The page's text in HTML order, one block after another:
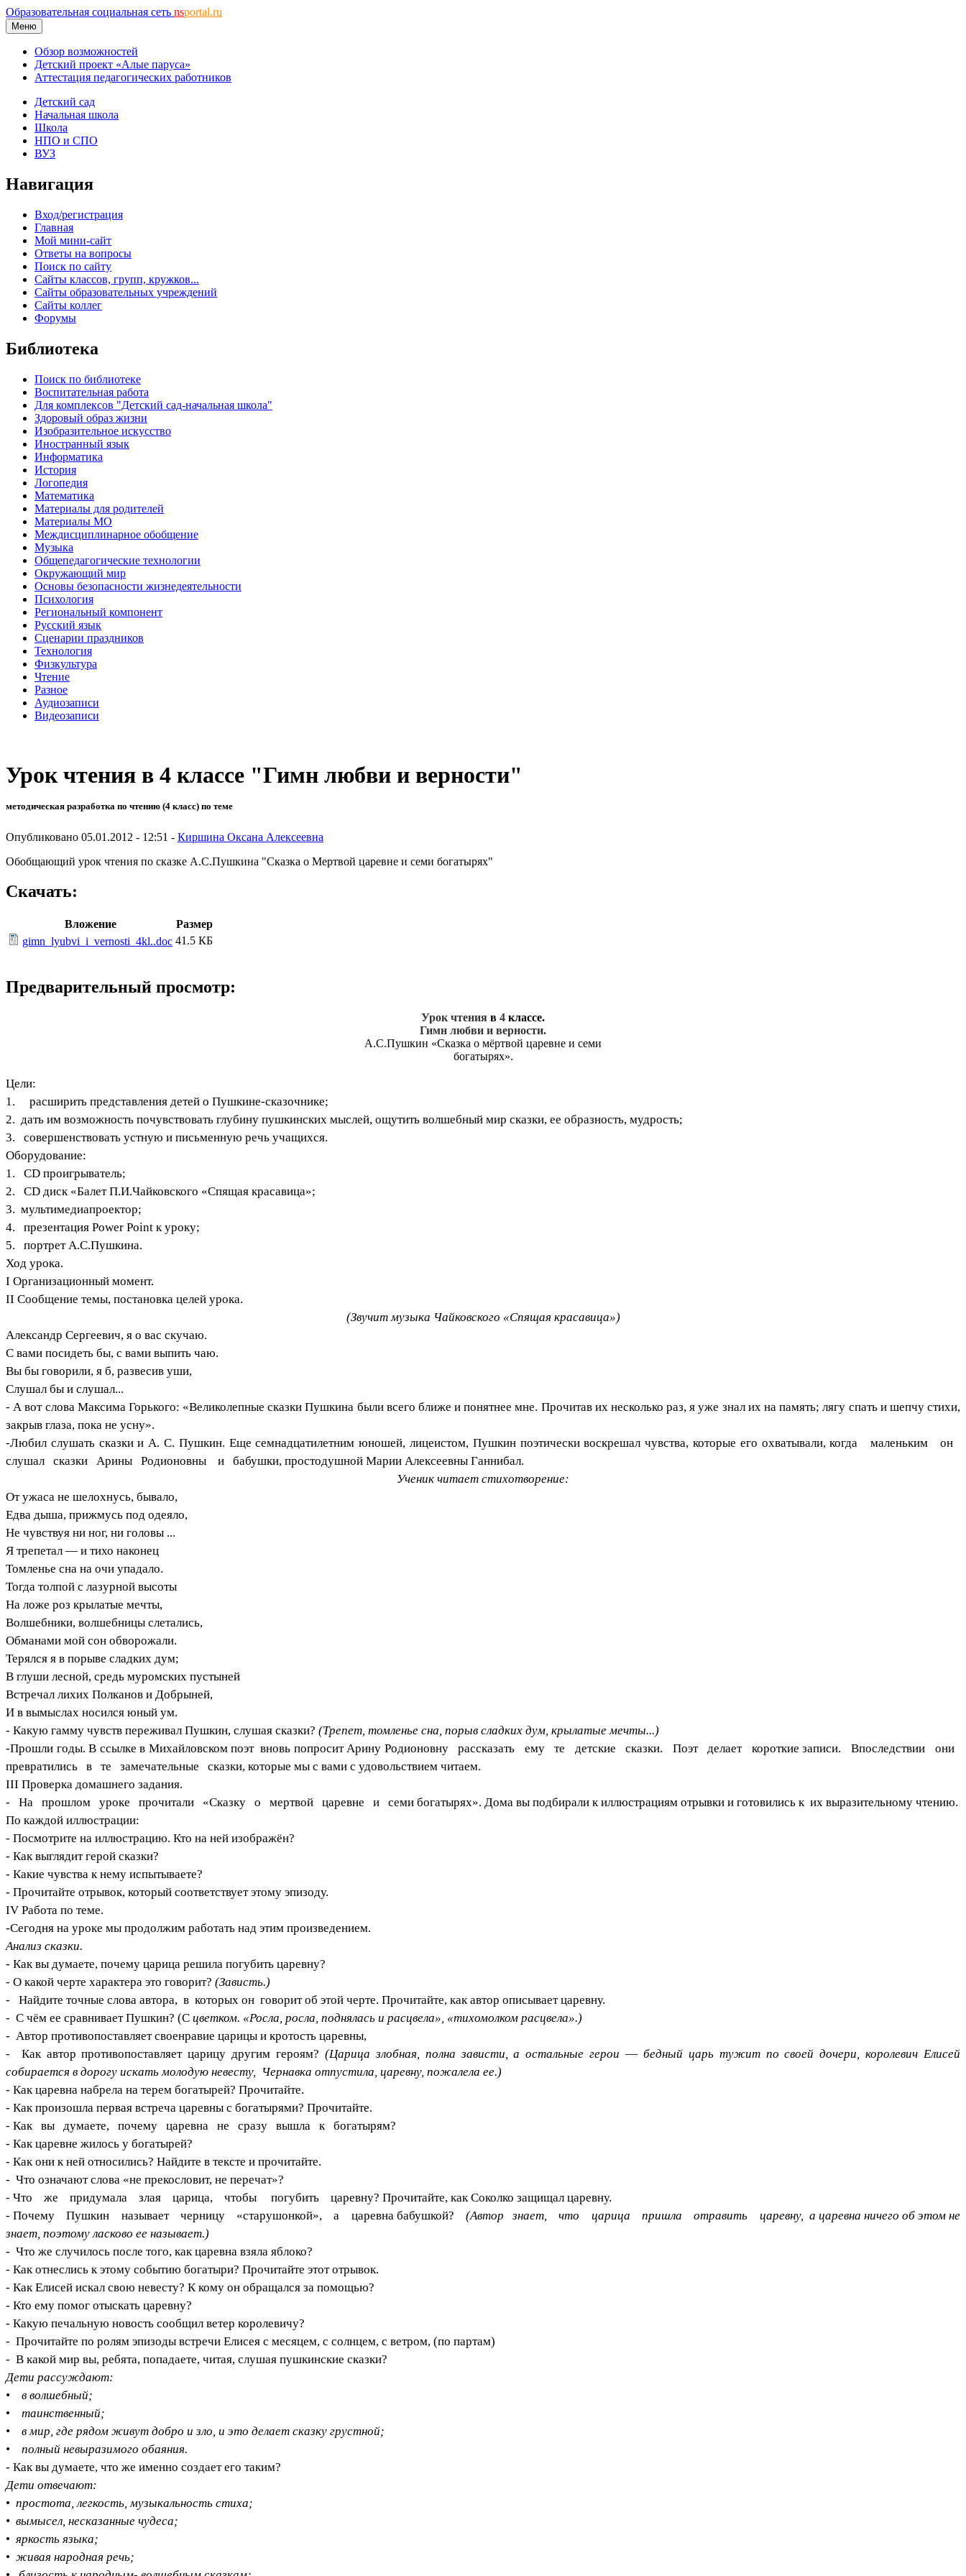
Образовательная социальная сеть nsportal.ru
Меню
Обзор возможностей
Детский проект «Алые паруса»
Аттестация педагогических работников
Детский сад
Начальная школа
Школа
НПО и СПО
ВУЗ
Навигация
Вход/регистрация
Главная
Мой мини-сайт
Ответы на вопросы
Поиск по сайту
Сайты классов, групп, кружков...
Сайты образовательных учреждений
Сайты коллег
Форумы
Библиотека
Поиск по библиотеке
Воспитательная работа
Для комплексов "Детский сад-начальная школа"
Здоровый образ жизни
Изобразительное искусство
Иностранный язык
Информатика
История
Логопедия
Математика
Материалы для родителей
Материалы МО
Междисциплинарное обобщение
Музыка
Общепедагогические технологии
Окружающий мир
Основы безопасности жизнедеятельности
Психология
Региональный компонент
Русский язык
Сценарии праздников
Технология
Физкультура
Чтение
Разное
Аудиозаписи
Видеозаписи
Урок чтения в 4 классе "Гимн любви и верности"
методическая разработка по чтению (4 класс) по теме
Опубликовано 05.01.2012 - 12:51 - Киршина Оксана Алексеевна
Обобщающий урок чтения по сказке А.С.Пушкина "Сказка о Мертвой царевне и семи богатырях"
Скачать:
Вложение
Размер
gimn_lyubvi_i_vernosti_4kl..doc 41.5 КБ
Предварительный просмотр:
Урок чтения в 4 классе.
Гимн любви и верности.
А.С.Пушкин «Сказка о мёртвой царевне и семи
богатырях».
Цели:
1. расширить представления детей о Пушкине-сказочнике;
2. дать им возможность почувствовать глубину пушкинских мыслей, ощутить волшебный мир сказки, ее образность, мудрость;
3. совершенствовать устную и письменную речь учащихся.
Оборудование:
1. CD проигрыватель;
2. CD диск «Балет П.И.Чайковского «Спящая красавица»;
3. мультимедиапроектор;
4. презентация Power Point к уроку;
5. портрет А.С.Пушкина.
Ход урока.
I Организационный момент.
II Сообщение темы, постановка целей урока.
(Звучит музыка Чайковского «Спящая красавица»)
Александр Сергеевич, я о вас скучаю.
С вами посидеть бы, с вами выпить чаю.
Вы бы говорили, я б, развесив уши,
Слушал бы и слушал...
- А вот слова Максима Горького: «Великолепные сказки Пушкина были всего ближе и понятнее мне. Прочитав их несколько раз, я уже знал их на память; лягу спать и шепчу стихи,
закрыв глаза, пока не усну».
-Любил слушать сказки и А. С. Пушкин. Еще семнадцатилетним юношей, лицеистом, Пушкин поэтически воскрешал чувства, которые его охватывали, когда маленьким он
слушал сказки Арины Родионовны и бабушки, простодушной Марии Алексеевны Ганнибал.
Ученик читает стихотворение:
От ужаса не шелохнусь, бывало,
Едва дыша, прижмусь под одеяло,
Не чувствуя ни ног, ни головы ...
Я трепетал — и тихо наконец
Томленье сна на очи упадало.
Тогда толпой с лазурной высоты
На ложе роз крылатые мечты,
Волшебники, волшебницы слетались,
Обманами мой сон обворожали.
Терялся я в порыве сладких дум;
В глуши лесной, средь муромских пустыней
Встречал лихих Полканов и Добрыней,
И в вымыслах носился юный ум.
- Какую гамму чувств переживал Пушкин, слушая сказки? (Трепет, томленье сна, порыв сладких дум, крылатые мечты...)
-Прошли годы. В ссылке в Михайловском поэт вновь попросит Арину Родионовну рассказать ему те детские сказки. Поэт делает короткие записи. Впоследствии они
превратились в те
замечательные сказки, которые мы с вами с удовольствием читаем.
III Проверка домашнего задания.
- На прошлом уроке прочитали «Сказку о мертвой царевне и семи богатырях». Дома вы подбирали к иллюстрациям отрывки и готовились к их выразительному чтению.
По каждой иллюстрации:
- Посмотрите на иллюстрацию. Кто на ней изображён?
- Как выглядит герой сказки?
- Какие чувства к нему испытываете?
- Прочитайте отрывок, который соответствует этому эпизоду.
IV Работа по теме.
-Сегодня на уроке мы продолжим работать над этим произведением.
Анализ сказки.
- Как вы думаете, почему царица решила погубить царевну?
- О какой черте характера это говорит? (Зависть.)
- Найдите точные слова автора, в которых он говорит об этой черте. Прочитайте, как автор описывает царевну.
- С чём ее сравнивает Пушкин? (С цветком. «Росла, росла, поднялась и расцвела», «тихомолком расцвела».)
- Автор противопоставляет своенравие царицы и кротость царевны,
- Как автор противопоставляет царицу другим героям? (Царица злобная, полна зависти, а остальные герои— бедный царь тужит по своей дочери, королевич Елисей
собирается в дорогу искать молодую невесту, Чернавка отпустила, царевну, пожалела ее.)
- Как царевна набрела на терем богатырей? Прочитайте.
- Как произошла первая встреча царевны с богатырями? Прочитайте.
- Как вы думаете, почему царевна не сразу вышла к богатырям?
- Как царевне жилось у богатырей?
- Как они к ней относились? Найдите в тексте и прочитайте.
- Что означают слова «не прекословит, не перечат»?
- Что же придумала злая царица, чтобы погубить царевну? Прочитайте, как Соколко защищал царевну.
- Почему Пушкин называет черницу «старушонкой», а царевна бабушкой? (Автор знает, что царица пришла отравить царевну, а царевна ничего об этом не
знает, поэтому ласково ее называет.)
- Что же случилось после того, как царевна взяла яблоко?
- Как отнеслись к этому событию богатыри? Прочитайте этот отрывок.
- Как Елисей искал свою невесту? К кому он обращался за помощью?
- Кто ему помог отыскать царевну?
- Какую печальную новость сообщил ветер королевичу?
- Прочитайте по ролям эпизоды встречи Елисея с месяцем, с солнцем, с ветром, (по партам)
- В какой мир вы, ребята, попадаете, читая, слушая пушкинские сказки?
Дети рассуждают:
• в волшебный;
• таинственный;
• в мир, где рядом живут добро и зло, и это делает сказку грустной;
• полный невыразимого обаяния.
- Как вы думаете, что же именно создает его таким?
Дети отвечают:
• простота, легкость, музыкальность стиха;
• вымысел, несказанные чудеса;
•яркость языка;
• живая народная речь;